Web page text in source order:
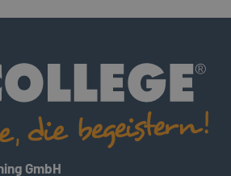
GmbH